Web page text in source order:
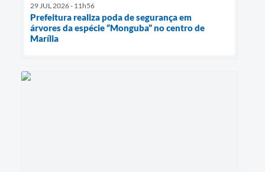
29 JUL 2026 - 11h56
Prefeitura realiza poda de segurança em
árvores da espécie “Monguba” no centro de
Marília